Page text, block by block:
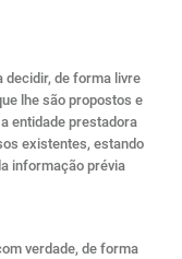
decidir, de forma livre
lhe são propostos e
entidade prestadora
existentes, estando
informação prévia
verdade, de forma